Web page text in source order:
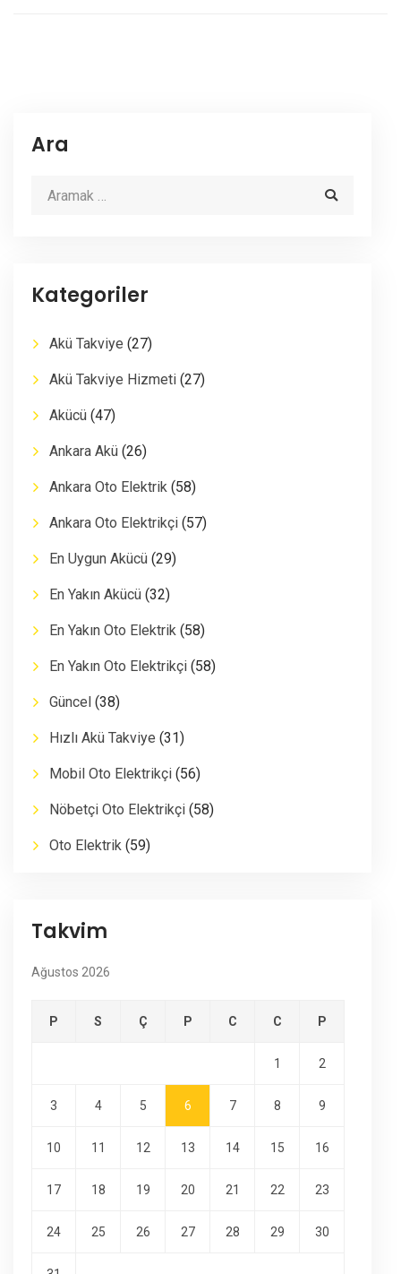
Ara
Kategoriler
Akü Takviye (27)
Akü Takviye Hizmeti (27)
Akücü (47)
Ankara Akü (26)
Ankara Oto Elektrik (58)
Ankara Oto Elektrikçi (57)
En Uygun Akücü (29)
En Yakın Akücü (32)
En Yakın Oto Elektrik (58)
En Yakın Oto Elektrikçi (58)
Güncel (38)
Hızlı Akü Takviye (31)
Mobil Oto Elektrikçi (56)
Nöbetçi Oto Elektrikçi (58)
Oto Elektrik (59)
Takvim
Ağustos 2026
P S Ç P C C P
1 2
3 4 5 6 7 8 9
10 11 12 13 14 15 16
17 18 19 20 21 22 23
24 25 26 27 28 29 30